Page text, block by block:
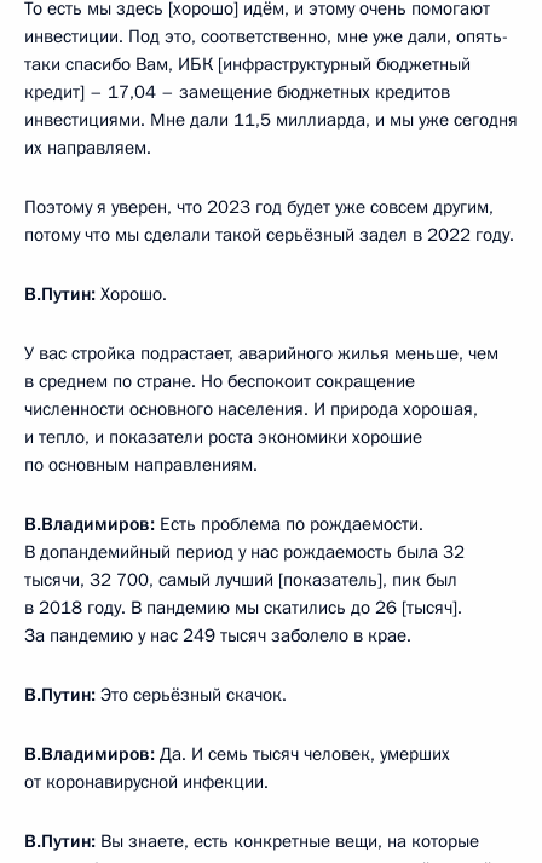
То есть мы здесь [хорошо] идём, и этому очень помогают
инвестиции. Под это, соответственно, мне уже дали, опять-
таки спасибо Вам, ИБК [инфраструктурный бюджетный
кредит] – 17,04 – замещение бюджетных кредитов
инвестициями. Мне дали 11,5 миллиарда, и мы уже сегодня
их направляем.
Поэтому я уверен, что 2023 год будет уже совсем другим,
потому что мы сделали такой серьёзный задел в 2022 году.
В.Путин: Хорошо.
У вас стройка подрастает, аварийного жилья меньше, чем
в среднем по стране. Но беспокоит сокращение
численности основного населения. И природа хорошая,
и тепло, и показатели роста экономики хорошие
по основным направлениям.
В.Владимиров: Есть проблема по рождаемости.
В допандемийный период у нас рождаемость была 32
тысячи, 32 700, самый лучший [показатель], пик был
в 2018 году. В пандемию мы скатились до 26 [тысяч].
За пандемию у нас 249 тысяч заболело в крае.
В.Путин: Это серьёзный скачок.
В.Владимиров: Да. И семь тысяч человек, умерших
от коронавирусной инфекции.
В.Путин: Вы знаете, есть конкретные вещи, на которые